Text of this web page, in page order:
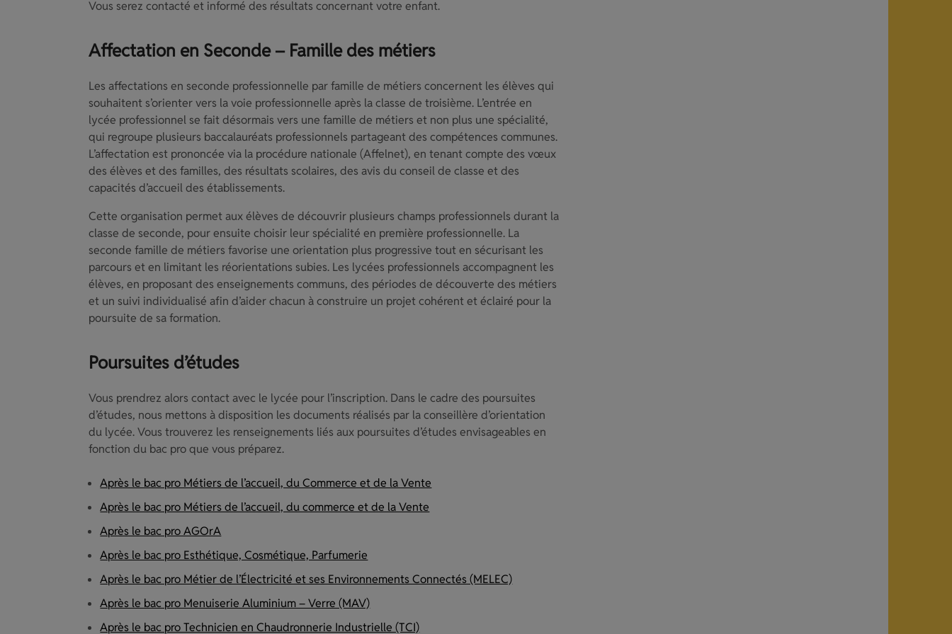
Vous serez contacté et informé des résultats concernant votre enfant.
Affectation en Seconde – Famille des métiers
Les affectations en seconde professionnelle par famille de métiers concernent les élèves qui
souhaitent s’orienter vers la voie professionnelle après la classe de troisième. L’entrée en
lycée professionnel se fait désormais vers une famille de métiers et non plus une spécialité,
qui regroupe plusieurs baccalauréats professionnels partageant des compétences communes.
L’affectation est prononcée via la procédure nationale (Affelnet), en tenant compte des vœux
des élèves et des familles, des résultats scolaires, des avis du conseil de classe et des
capacités d’accueil des établissements.
Cette organisation permet aux élèves de découvrir plusieurs champs professionnels durant la
classe de seconde, pour ensuite choisir leur spécialité en première professionnelle. La
seconde famille de métiers favorise une orientation plus progressive tout en sécurisant les
parcours et en limitant les réorientations subies. Les lycées professionnels accompagnent les
élèves, en proposant des enseignements communs, des périodes de découverte des métiers
et un suivi individualisé afin d’aider chacun à construire un projet cohérent et éclairé pour la
poursuite de sa formation.
Poursuites d’études
Vous prendrez alors contact avec le lycée pour l’inscription. Dans le cadre des poursuites
d’études, nous mettons à disposition les documents réalisés par la conseillère d’orientation
du lycée. Vous trouverez les renseignements liés aux poursuites d’études envisageables en
fonction du bac pro que vous préparez.
Après le bac pro Métiers de l’accueil, du Commerce et de la Vente
Après le bac pro Métiers de l’accueil, du commerce et de la Vente
Après le bac pro AGOrA
Après le bac pro Esthétique, Cosmétique, Parfumerie
Après le bac pro Métier de l’Électricité et ses Environnements Connectés (MELEC)
Après le bac pro Menuiserie Aluminium – Verre (MAV)
Après le bac pro Technicien en Chaudronnerie Industrielle (TCI)